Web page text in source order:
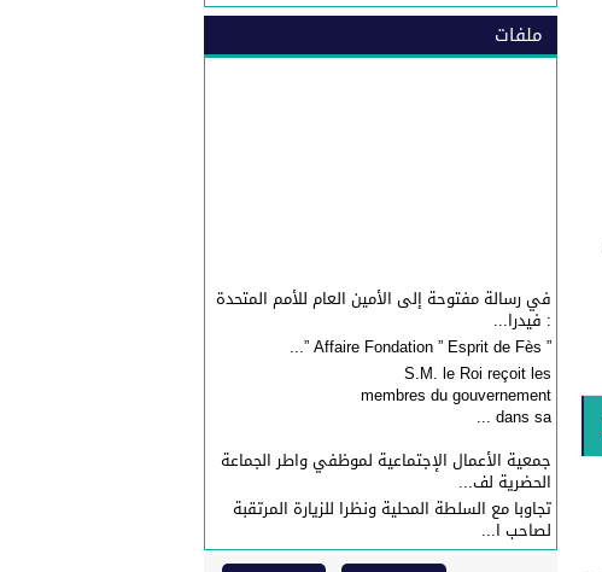
ملفات
في رسالة مفتوحة إلى الأمين العام للأمم المتحدة
: فيدرا...
” Affaire Fondation ” Esprit de Fès ”...
S.M. le Roi reçoit les
membres du gouvernement
dans sa ...
جمعية الأعمال الإجتماعية لموظفي واطر الجماعة
الحضرية لف...
تجاوبا مع السلطة المحلية ونظرا للزيارة المرتقبة
لصاحب ا...